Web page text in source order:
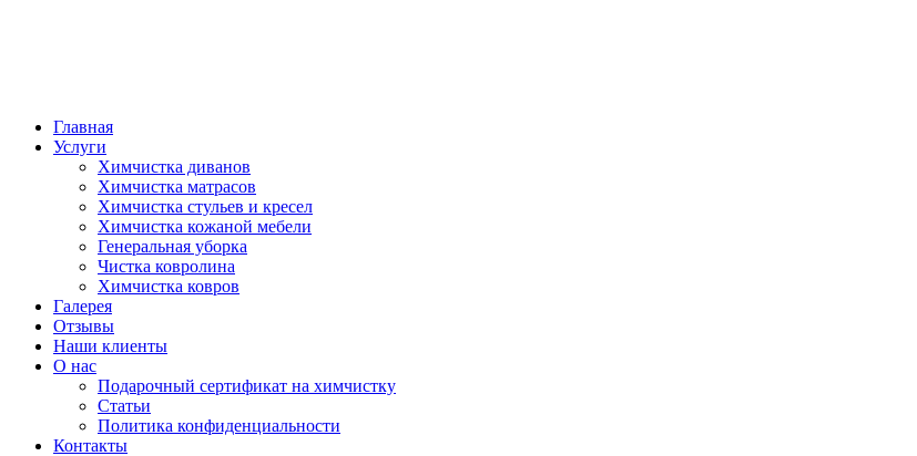
Главная
Услуги
Химчистка диванов
Химчистка матрасов
Химчистка стульев и кресел
Химчистка кожаной мебели
Генеральная уборка
Чистка ковролина
Химчистка ковров
Галерея
Отзывы
Наши клиенты
О нас
Подарочный сертификат на химчистку
Статьи
Политика конфиденциальности
Контакты